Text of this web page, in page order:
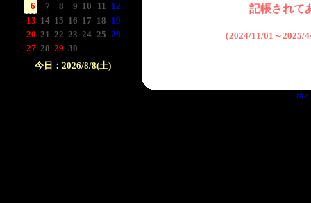
6
7 8 9 10 11 12
13 14 15 16 17 18 19
20 21 22 23 24 25 26
27 28 29 30
今日：2026/8/8(土)
記帳されて
（2024/11/01～2025/
the